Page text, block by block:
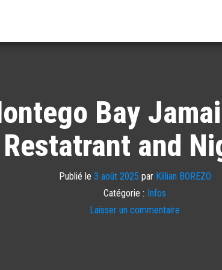
Bay
Restatrant and
Publié le 3 août 2025 par Killian BOREZO
Catégorie : Infos
Laisser un commentaire